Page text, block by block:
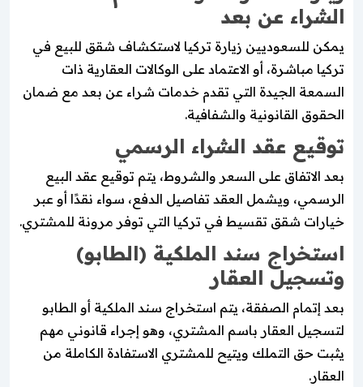
الشراء عن بعد
يمكن للسعوديين زيارة تركيا لاستكشاف شقق للبيع في
تركيا مباشرة، أو الاعتماد على الوكالات العقارية ذات
السمعة الجيدة التي تقدم خدمات شراء عن بعد مع ضمان
الحقوق القانونية والشفافية.
توقيع عقد الشراء الرسمي
بعد الاتفاق على السعر والشروط، يتم توقيع عقد البيع
الرسمي، ويشمل العقد تفاصيل الدفع، سواء نقدًا أو عبر
خيارات شقق تقسيط في تركيا التي توفر مرونة للمشتري.
استخراج سند الملكية (الطابو)
وتسجيل العقار
بعد إتمام الصفقة، يتم استخراج سند الملكية أو الطابو
لتسجيل العقار باسم المشتري، وهو إجراء قانوني مهم
يثبت حق التملك ويتيح للمشتري الاستفادة الكاملة من
العقار.